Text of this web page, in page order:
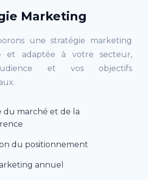
Marketing
une stratégie marketing
et adaptée à votre secteur,
et vos objectifs
du marché et de la
du positionnement
annuel